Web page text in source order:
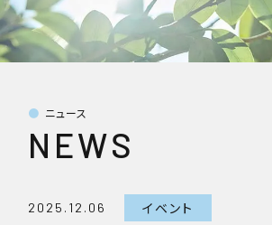
ニュース
NEWS
2025.12.06 イベント